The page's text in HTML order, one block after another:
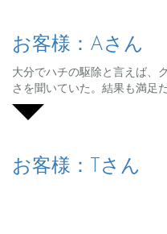
お客様：Aさん
大分でハチの駆除と言えば、
さを聞いていた。結果も満足だ
お客様：Tさん